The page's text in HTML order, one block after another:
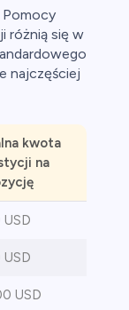
różnią się w
najczęściej
kwota
na
USD
USD
USD